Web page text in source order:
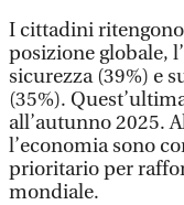
I cittadini
posizione globale,
sicurezza (39%) e
(35%).
all’autunno 2025.
l’economia sono
prioritario per
mondiale.